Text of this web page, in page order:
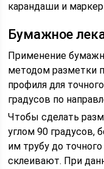
карандаши и
Бумажное
Применение
методом разметки
профиля для
градусов по
Чтобы сделать
углом 90 градусов,
им трубу до
склеивают. При